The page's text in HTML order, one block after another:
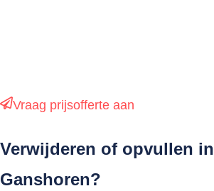
Vraag prijsofferte aan
Verwijderen of opvullen in
Ganshoren?